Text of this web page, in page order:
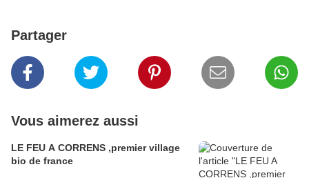
Partager
Vous aimerez aussi
LE FEU A CORRENS ,premier village
bio de france